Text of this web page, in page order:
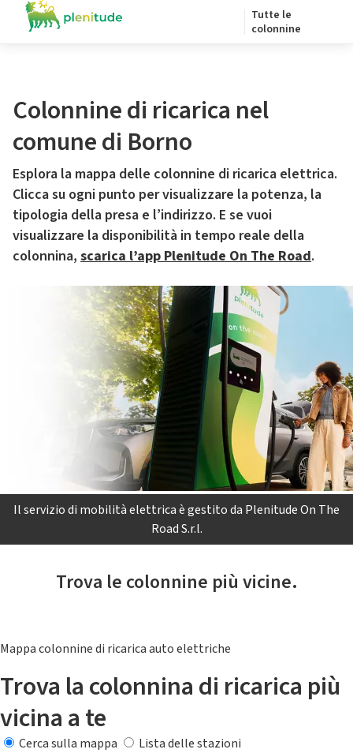
Tutte le
colonnine
Colonnine di ricarica nel
comune di Borno
Esplora la mappa delle colonnine di ricarica elettrica.
Clicca su ogni punto per visualizzare la potenza, la
tipologia della presa e l’indirizzo. E se vuoi
visualizzare la disponibilità in tempo reale della
colonnina, scarica l’app Plenitude On The Road.
Il servizio di mobilità elettrica è gestito da Plenitude On The
Road S.r.l.
Trova le colonnine più vicine.
Mappa colonnine di ricarica auto elettriche
Trova la colonnina di ricarica più
vicina a te
Cerca sulla mappa
Lista delle stazioni